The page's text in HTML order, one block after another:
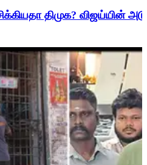
திமுக? விஜய்யின்